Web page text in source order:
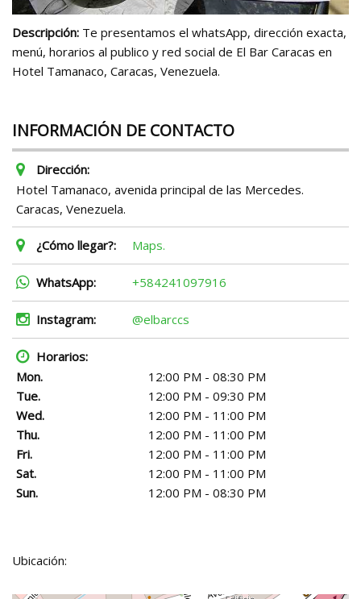
Descripción: Te presentamos el whatsApp, dirección exacta,
menú, horarios al publico y red social de El Bar Caracas en
Hotel Tamanaco, Caracas, Venezuela.
INFORMACIÓN DE CONTACTO
Dirección:
Hotel Tamanaco, avenida principal de las Mercedes.
Caracas, Venezuela.
¿Cómo llegar?: Maps.
WhatsApp: +584241097916
Instagram: @elbarccs
Horarios:
Mon.
12:00 PM - 08:30 PM
Tue.
12:00 PM - 09:30 PM
Wed.
12:00 PM - 11:00 PM
Thu.
12:00 PM - 11:00 PM
Fri.
12:00 PM - 11:00 PM
Sat.
12:00 PM - 11:00 PM
Sun.
12:00 PM - 08:30 PM
Ubicación: